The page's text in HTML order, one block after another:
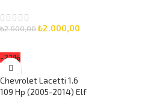
Yağlı Bakım Seti 3 Parça
Set
₺2.600,00₺2.000,00
-21%
Chevrolet Lacetti 1.6
109 Hp (2005-2014) Elf